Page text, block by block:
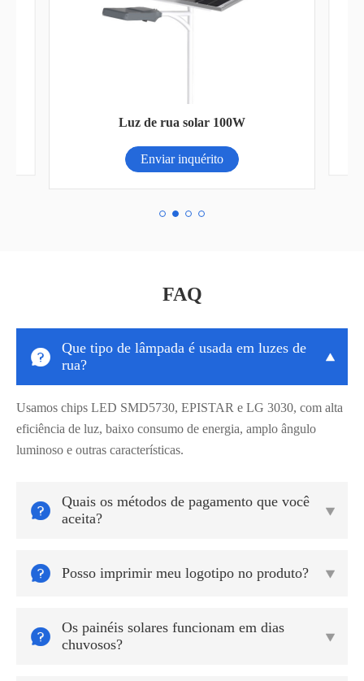
Luz de rua solar 100W
Enviar inquérito
FAQ

Que tipo de lâmpada é usada em luzes de
rua?

Usamos chips LED SMD5730, EPISTAR e LG 3030, com alta
eficiência de luz, baixo consumo de energia, amplo ângulo
luminoso e outras características.

Quais os métodos de pagamento que você
aceita?

 Posso imprimir meu logotipo no produto? 

Os painéis solares funcionam em dias
chuvosos?
